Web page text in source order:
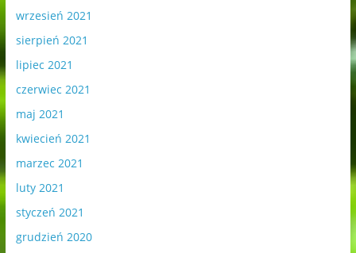
wrzesień 2021
sierpień 2021
lipiec 2021
czerwiec 2021
maj 2021
kwiecień 2021
marzec 2021
luty 2021
styczeń 2021
grudzień 2020